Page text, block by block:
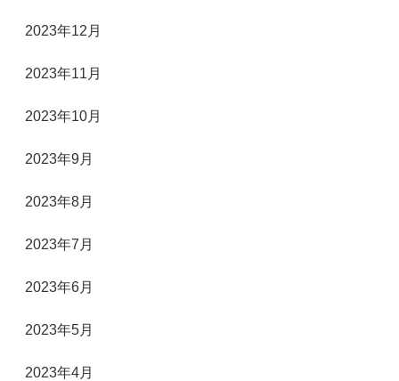
2023年12月
2023年11月
2023年10月
2023年9月
2023年8月
2023年7月
2023年6月
2023年5月
2023年4月